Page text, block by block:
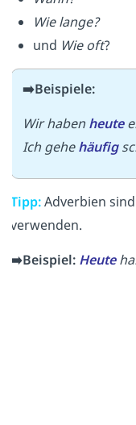
Wie lange?
und Wie oft?
➡️Beispiele:
Wir haben heute
Ich gehehäufig
Tipp:Adverbien sind
verwenden.
➡️Beispiel: Heute